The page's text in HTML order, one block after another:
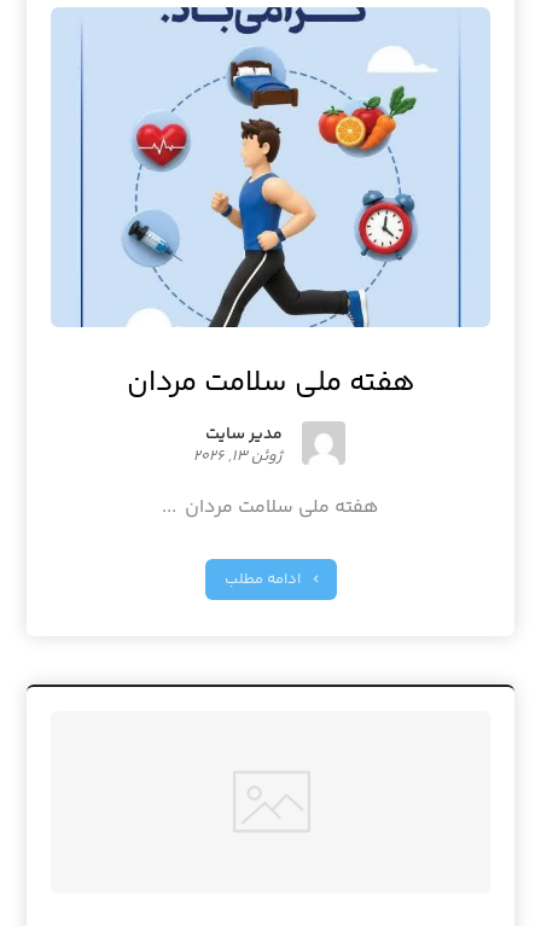
هفته ملی سلامت مردان
مدیر سایت
ژوئن ۱۳, ۲۰۲۶
هفته ملی سلامت مردان ...
ادامه مطلب